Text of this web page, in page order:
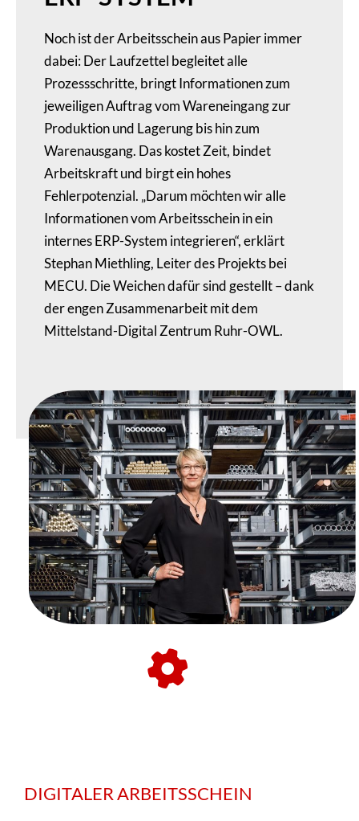
Noch ist der Arbeitsschein aus Papier immer
dabei: Der Laufzettel begleitet alle
Prozessschritte, bringt Informationen zum
jeweiligen Auftrag vom Wareneingang zur
Produktion und Lagerung bis hin zum
Warenausgang. Das kostet Zeit, bindet
Arbeitskraft und birgt ein hohes
Fehlerpotenzial. „Darum möchten wir alle
Informationen vom Arbeitsschein in ein
internes ERP-System integrieren“, erklärt
Stephan Miethling, Leiter des Projekts bei
MECU. Die Weichen dafür sind gestellt – dank
der engen Zusammenarbeit mit dem
Mittelstand-Digital Zentrum Ruhr-OWL.
DIGITALER ARBEITSSCHEIN